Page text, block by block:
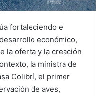
fortaleciendo el
económico,
la oferta y la creación
la ministra de
Colibrí, el primer
de aves,